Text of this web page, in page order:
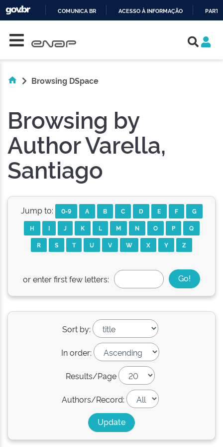
COMUNICA BR ACESSO À INFORMAÇÃO
Browsing DSpace
Browsing by
Author Varella,
Santiago
Jump to: 0-9 A B C D E F
G
H
I J K L M N O P
Q
R
S T U V W X Y Z
or enter first few letters:
Sort by:
In order:
Results/Page
Authors/Record: